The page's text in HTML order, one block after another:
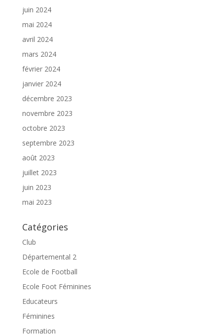
juin 2024
mai 2024
avril 2024
mars 2024
février 2024
janvier 2024
décembre 2023
novembre 2023
octobre 2023
septembre 2023
août 2023
juillet 2023
juin 2023
mai 2023
Catégories
Club
Départemental 2
Ecole de Football
Ecole Foot Féminines
Educateurs
Féminines
Formation